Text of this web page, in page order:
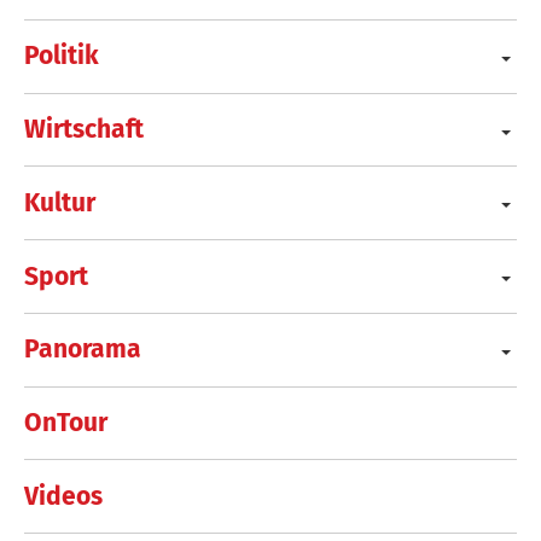
Politik
Wirtschaft
Kultur
Sport
Panorama
OnTour
Videos